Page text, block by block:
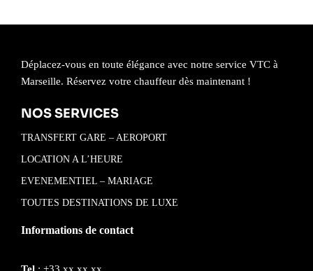
Déplacez-vous en toute élégance avec notre service VTC à
Marseille. Réservez votre chauffeur dès maintenant !
NOS SERVICES
TRANSFERT GARE – AEROPORT
LOCATION A L’HEURE
EVENEMENTIEL – MARIAGE
TOUTES DESTINATIONS DE LUXE
Informations de contact
Tel : +33 xx xx xx